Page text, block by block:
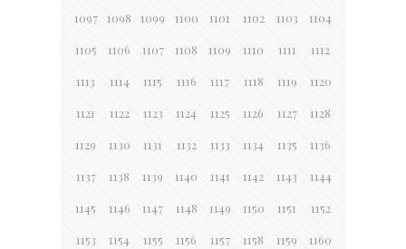
1097 1098 1099 1100 1101 1102 1103 1104
1105 1106 1107 1108 1109 1110 1111 1112
1113 1114 1115 1116 1117 1118 1119 1120
1121 1122 1123 1124 1125 1126 1127 1128
1129 1130 1131 1132 1133 1134 1135 1136
1137 1138 1139 1140 1141 1142 1143 1144
1145 1146 1147 1148 1149 1150 1151 1152
1153 1154 1155 1156 1157 1158 1159 1160